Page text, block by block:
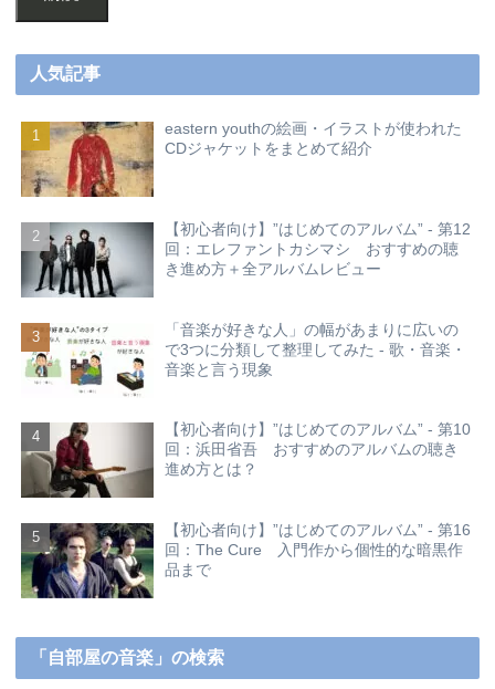
人気記事
eastern youthの絵画・イラストが使われた
CDジャケットをまとめて紹介
【初心者向け】”はじめてのアルバム” - 第12
回：エレファントカシマシ おすすめの聴
き進め方＋全アルバムレビュー
「音楽が好きな人」の幅があまりに広いの
で3つに分類して整理してみた - 歌・音楽・
音楽と言う現象
【初心者向け】”はじめてのアルバム” - 第10
回：浜田省吾 おすすめのアルバムの聴き
進め方とは？
【初心者向け】”はじめてのアルバム” - 第16
回：The Cure 入門作から個性的な暗黒作
品まで
「自部屋の音楽」の検索